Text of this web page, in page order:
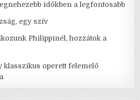
időkben a legfontosabb
egy szív
Philippinél, hozzátok a
klasszikus operett felemelő